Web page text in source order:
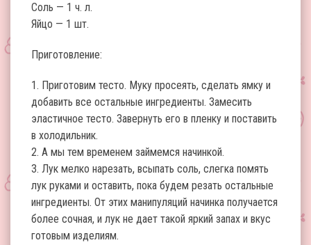
Соль — 1 ч. л.
Яйцо — 1 шт.
Приготовление:
1. Приготовим тесто. Муку просеять, сделать ямку и
добавить все остальные ингредиенты. Замесить
эластичное тесто. Завернуть его в пленку и поставить
в холодильник.
2. А мы тем временем займемся начинкой.
3. Лук мелко нарезать, всыпать соль, слегка помять
лук руками и оставить, пока будем резать остальные
ингредиенты. От этих манипуляций начинка получается
более сочная, и лук не дает такой яркий запах и вкус
готовым изделиям.